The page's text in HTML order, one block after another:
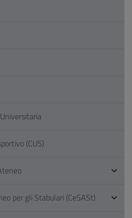
(CUS)
per gli Stabulari (CeSASt)